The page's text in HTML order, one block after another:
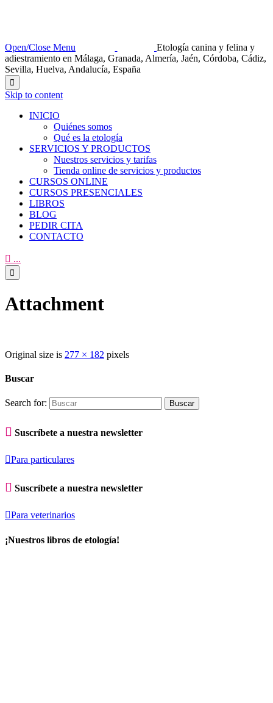
Open/Close Menu
Etología canina y felina y
adiestramiento en Málaga, Granada, Almería, Jaén, Córdoba, Cádiz,
Sevilla, Huelva, Andalucía, España

Skip to content
INICIO
Quiénes somos
Qué es la etología
SERVICIOS Y PRODUCTOS
Nuestros servicios y tarifas
Tienda online de servicios y productos
CURSOS ONLINE
CURSOS PRESENCIALES
LIBROS
BLOG
PEDIR CITA
CONTACTO
 ...

Attachment
Original size is 277 × 182 pixels
Buscar
Search for:
 Suscríbete a nuestra newsletter
Para particulares
 Suscríbete a nuestra newsletter
Para veterinarios
¡Nuestros libros de etología!